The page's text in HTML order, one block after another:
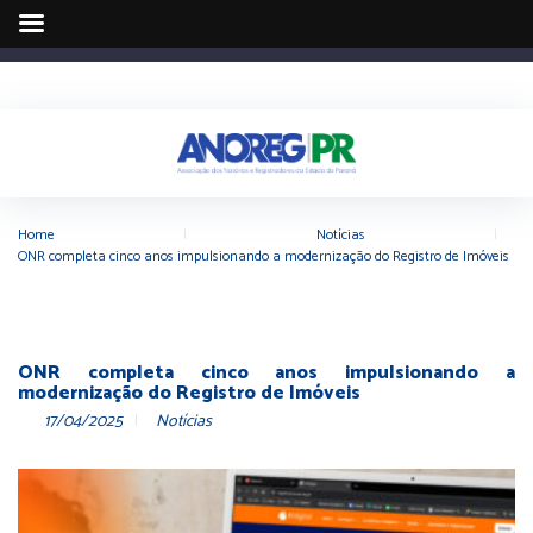
Home Notícias
ONR completa cinco anos impulsionando a modernização do Registro de Imóveis
ONR completa cinco anos impulsionando a
modernização do Registro de Imóveis
17/04/2025 Notícias